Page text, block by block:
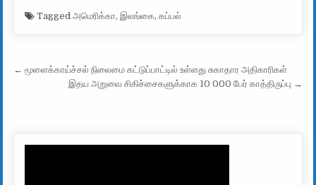
Taggedஅமெரிக்கா,இலங்கை,கப்பல்
Post navigation
← மூளைக்காய்ச்சல் நிலைமை கட்டுப்பாட்டில் உள்ளது சுகாதார அதிகாரிகள்
இதய அறுவை சிகிச்சைகளுக்காக 10 000 பேர் காத்திருப்பு →